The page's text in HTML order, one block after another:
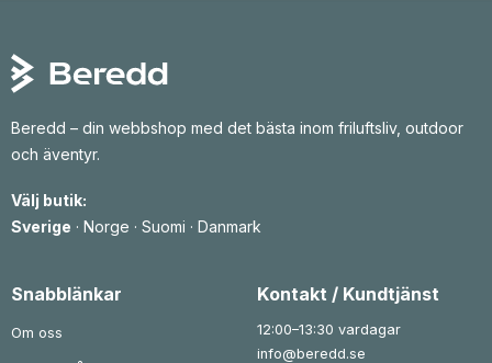
Beredd – din webbshop med det bästa inom friluftsliv, outdoor
och äventyr.
Välj butik:
Sverige · Norge · Suomi · Danmark
Snabblänkar
Om oss
Kontakt / Kundtjänst
12:00–13:30 vardagar
info@beredd.se